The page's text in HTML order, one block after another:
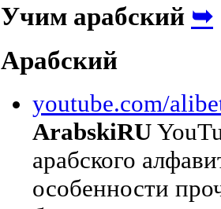
Учим арабский ➥
Арабский
youtube.com/
ArabskiRU
арабского
особенности